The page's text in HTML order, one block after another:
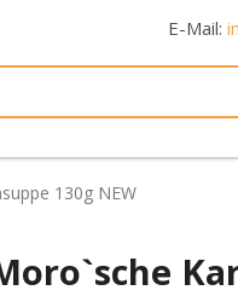
E-Mail:
130g NEW